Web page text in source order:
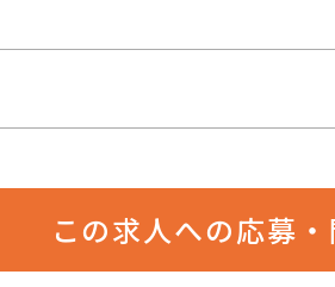
この求人への応募